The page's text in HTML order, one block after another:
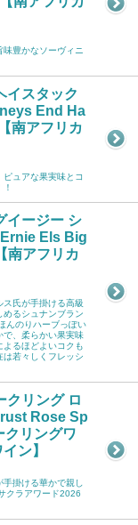
豊かなソーヴィニ
イスタック
End Ha
南アフリカ
ュアな果実味とコ
イージー シ
Els Big
南アフリカ
氏が手掛ける高級
めるシュナンブラン
んのりハーブっぽい
で、柔らかい果実味
るほどよいコクも
は若々しくフレッシ
クリング ロ
Rose Sp
リングワ
ン】
掛ける華かで親し
クラアワード2026